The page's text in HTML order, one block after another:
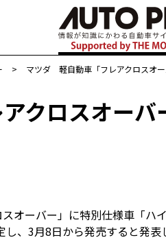
> マツダ 軽自動車「フレアクロスオ
クロスオーバ
オーバー」に特別仕様車「ハ
、3月8日から発売すると発表